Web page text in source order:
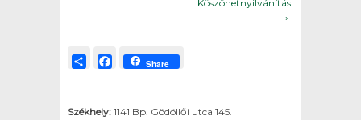
Köszönetnyilvánítás
›
ShareFacebook
Share
Székhely: 1141 Bp. Gödöllői utca 145.